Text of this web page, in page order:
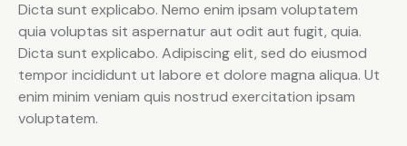
Dicta sunt explicabo. Nemo enim ipsam voluptatem
quia voluptas sit aspernatur aut odit aut fugit, quia.
Dicta sunt explicabo. Adipiscing elit, sed do eiusmod
tempor incididunt ut labore et dolore magna aliqua. Ut
enim minim veniam quis nostrud exercitation ipsam
voluptatem.